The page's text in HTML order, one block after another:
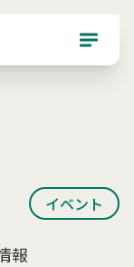
イベント
報